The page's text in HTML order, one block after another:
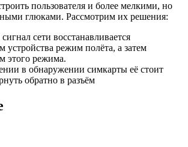
пользователя и более мелкими, но
глюками. Рассмотрим их решения:
сети восстанавливается
устройства режим полёта, а затем
этого режима.
в обнаружении симкарты её стоит
обратно в разъём